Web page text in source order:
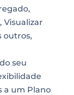
Visualizar
outros,
seu
a um Plano